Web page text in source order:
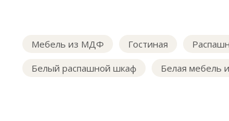
Мебель из МДФ Гостиная
Белый распашной шкаф
Белая мебель